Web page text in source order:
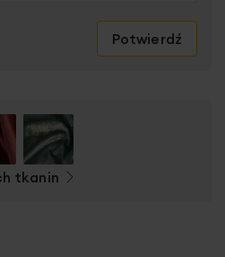
Potwierdź
tkanin